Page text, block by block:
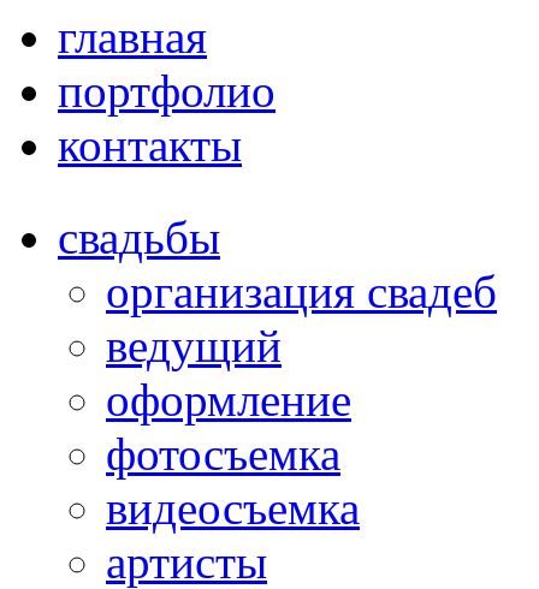
главная
портфолио
контакты
свадьбы
организация свадеб
ведущий
оформление
фотосъемка
видеосъемка
артисты